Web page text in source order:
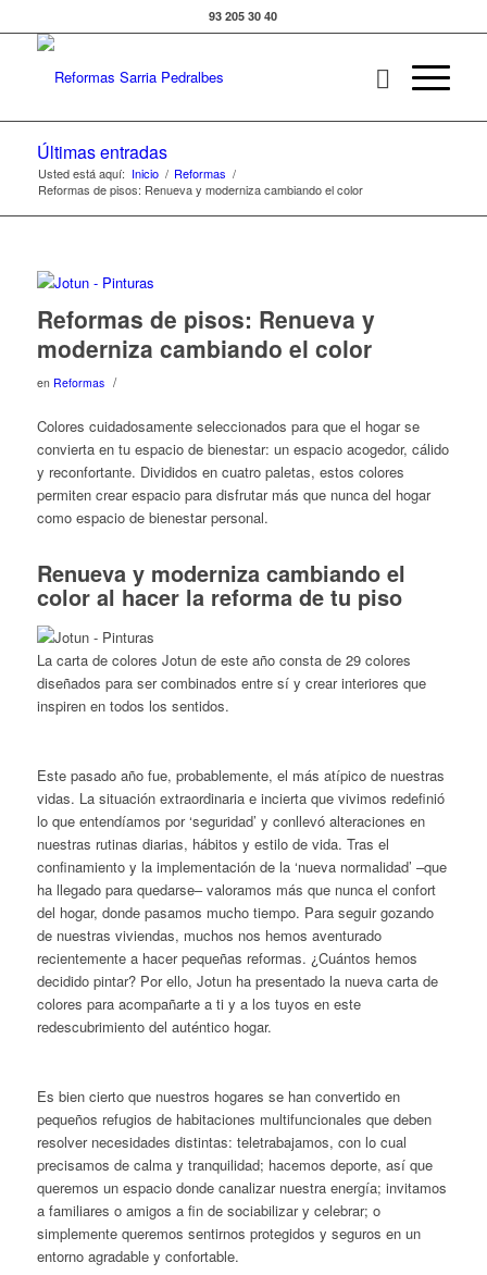
93 205 30 40
Últimas entradas
Usted está aquí: Inicio / Reformas /
Reformas de pisos: Renueva y moderniza cambiando el color
Reformas de pisos: Renueva y
moderniza cambiando el color
en Reformas /
Colores cuidadosamente seleccionados para que el hogar se
convierta en tu espacio de bienestar: un espacio acogedor, cálido
y reconfortante. Divididos en cuatro paletas, estos colores
permiten crear espacio para disfrutar más que nunca del hogar
como espacio de bienestar personal.
Renueva y moderniza cambiando el
color al hacer la reforma de tu piso
La carta de colores Jotun de este año consta de 29 colores
diseñados para ser combinados entre sí y crear interiores que
inspiren en todos los sentidos.
Este pasado año fue, probablemente, el más atípico de nuestras
vidas. La situación extraordinaria e incierta que vivimos redefinió
lo que entendíamos por ‘seguridad’ y conllevó alteraciones en
nuestras rutinas diarias, hábitos y estilo de vida. Tras el
confinamiento y la implementación de la ‘nueva normalidad’ –que
ha llegado para quedarse– valoramos más que nunca el confort
del hogar, donde pasamos mucho tiempo. Para seguir gozando
de nuestras viviendas, muchos nos hemos aventurado
recientemente a hacer pequeñas reformas. ¿Cuántos hemos
decidido pintar? Por ello, Jotun ha presentado la nueva carta de
colores para acompañarte a ti y a los tuyos en este
redescubrimiento del auténtico hogar.
Es bien cierto que nuestros hogares se han convertido en
pequeños refugios de habitaciones multifuncionales que deben
resolver necesidades distintas: teletrabajamos, con lo cual
precisamos de calma y tranquilidad; hacemos deporte, así que
queremos un espacio donde canalizar nuestra energía; invitamos
a familiares o amigos a fin de sociabilizar y celebrar; o
simplemente queremos sentirnos protegidos y seguros en un
entorno agradable y confortable.